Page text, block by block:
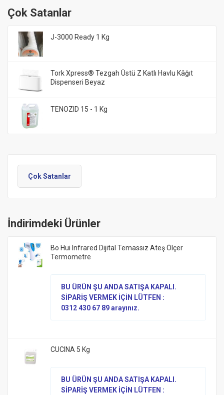
Çok Satanlar
J-3000 Ready 1 Kg
Tork Xpress® Tezgah Üstü Z Katlı Havlu Kâğıt
Dispenseri Beyaz
TENOZID 15 - 1 Kg
Çok Satanlar
İndirimdeki Ürünler
Bo Hui Infrared Dijital Temassız Ateş Ölçer
Termometre
BU ÜRÜN ŞU ANDA SATIŞA KAPALI.
SİPARİŞ VERMEK İÇİN LÜTFEN :
0312 430 67 89 arayınız.
CUCINA 5 Kg
BU ÜRÜN ŞU ANDA SATIŞA KAPALI.
SİPARİŞ VERMEK İÇİN LÜTFEN :